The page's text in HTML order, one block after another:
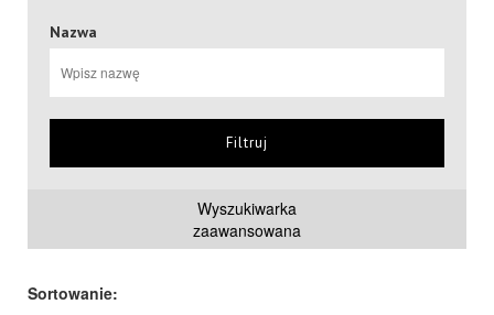
Nazwa
Filtruj
Wyszukiwarka
zaawansowana
Sortowanie: